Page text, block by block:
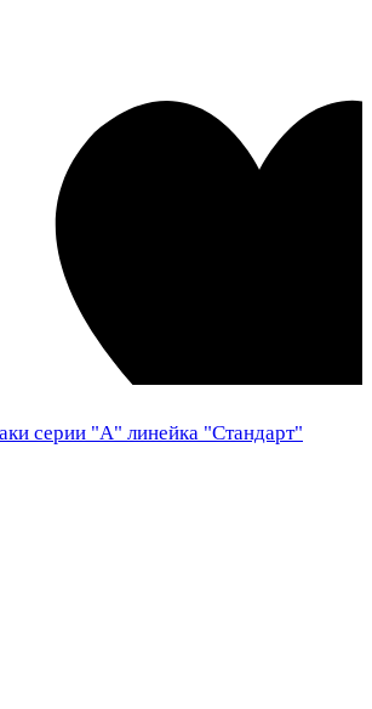
серии "А" линейка "Стандарт"